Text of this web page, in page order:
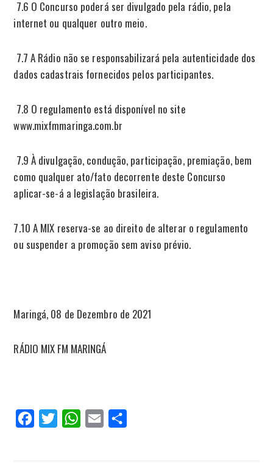
7.6 O Concurso poderá ser divulgado pela rádio, pela
internet ou qualquer outro meio.
7.7 A Rádio não se responsabilizará pela autenticidade dos
dados cadastrais fornecidos pelos participantes.
7.8 O regulamento está disponível no site
www.mixfmmaringa.com.br
7.9 À divulgação, condução, participação, premiação, bem
como qualquer ato/fato decorrente deste Concurso
aplicar-se-á a legislação brasileira.
7.10 A MIX reserva-se ao direito de alterar o regulamento
ou suspender a promoção sem aviso prévio.
Maringá, 08 de Dezembro de 2021
RÁDIO MIX FM MARINGÁ
FacebookTwitter WhatsApp
Email